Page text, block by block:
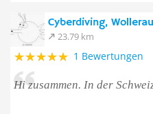
Cyberdiving, Wollerau
23.79 km
1 Bewertungen
Hi zusammen. In der